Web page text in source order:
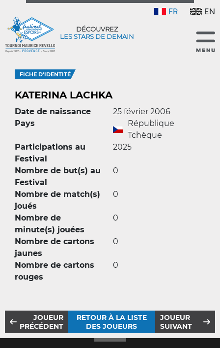
FR EN
DÉCOUVREZ
LES STARS DE DEMAIN
FICHE D'IDENTITÉ
KATERINA LACHKA
Date de naissance
25 février 2006
Pays
République
Tchèque
Participations au
Festival
2025
Nombre de but(s) au
Festival
0
Nombre de match(s)
joués
0
Nombre de
minute(s) jouées
0
Nombre de cartons
jaunes
0
Nombre de cartons
rouges
0
JOUEUR
PRÉCÉDENT
RETOUR À LA LISTE
DES JOUEURS
JOUEUR
SUIVANT